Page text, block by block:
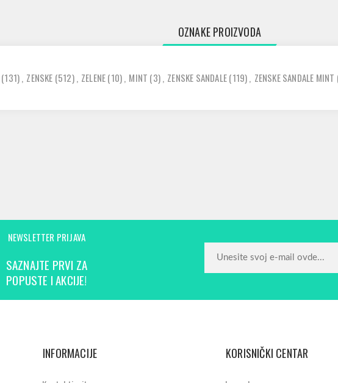
OZNAKE PROIZVODA
(131), ZENSKE (512), ZELENE(10), MINT (3), ZENSKE SANDALE(119), ZENSKE SANDALE MINT
NEWSLETTER PRIJAVA
SAZNAJTE PRVI ZA
POPUSTE I AKCIJE!
INFORMACIJE KORISNIČKI CENTAR